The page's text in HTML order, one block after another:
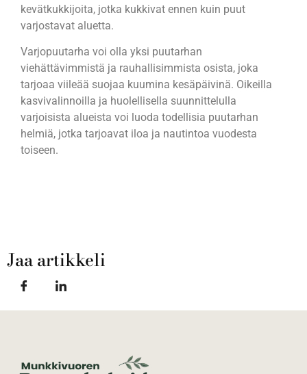
kevätkukkijoita, jotka kukkivat ennen kuin puut
varjostavat aluetta.
Varjopuutarha voi olla yksi puutarhan
viehättävimmistä ja rauhallisimmista osista, joka
tarjoaa viileää suojaa kuumina kesäpäivinä. Oikeilla
kasvivalinnoilla ja huolellisella suunnittelulla
varjoisista alueista voi luoda todellisia puutarhan
helmiä, jotka tarjoavat iloa ja nautintoa vuodesta
toiseen.
Jaa artikkeli